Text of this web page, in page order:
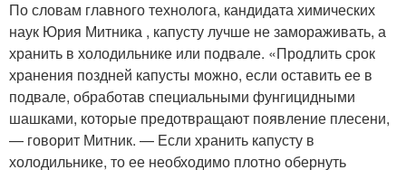
По словам главного технолога, кандидата химических
наук Юрия Митника , капусту лучше не замораживать, а
хранить в холодильнике или подвале. «Продлить срок
хранения поздней капусты можно, если оставить ее в
подвале, обработав специальными фунгицидными
шашками, которые предотвращают появление плесени,
— говорит Митник. — Если хранить капусту в
холодильнике, то ее необходимо плотно обернуть